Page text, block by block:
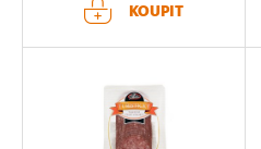
KOUPIT